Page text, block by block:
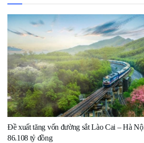
Đề xuất tăng vốn đường sắt Lào Cai – Hà
86.108 tỷ đồng